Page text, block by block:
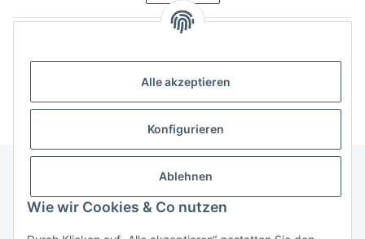
Alle akzeptieren
Konfigurieren
Ablehnen
Wie wir Cookies & Co nutzen
Informationen